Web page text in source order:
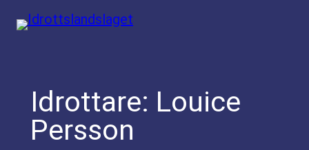
Hoppa
Idrottare: Louice
Persson